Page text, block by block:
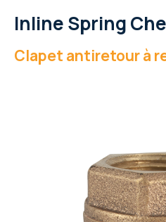
Inline Spring
Clapet antiretour à